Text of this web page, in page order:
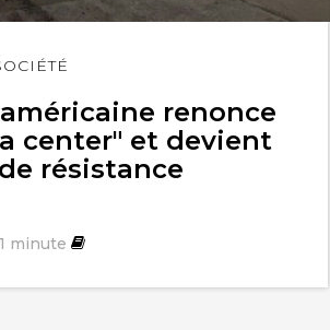
renonce
center" et devient
résistance
minute